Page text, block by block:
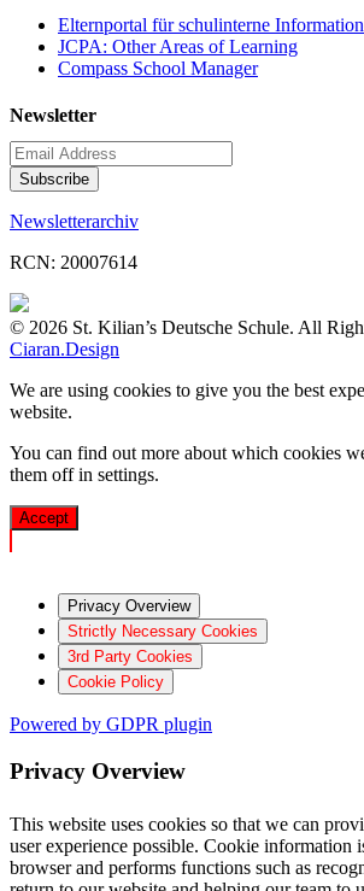
Elternportal für schulinterne
JCPA: Other Areas of Learning
Compass School Manager
Newsletter
Newsletterarchiv
RCN: 20007614
© 2026 St. Kilian’s Deutsche Schule. All
Ciaran.Design
We are using cookies to give you the best
website.
You can find out more about which cookies
them off in settings.
Accept
Privacy Overview
Strictly Necessary Cookies
3rd Party Cookies
Cookie Policy
Powered by GDPR plugin
Privacy Overview
This website uses cookies so that we can
user experience possible. Cookie information
browser and performs functions such as